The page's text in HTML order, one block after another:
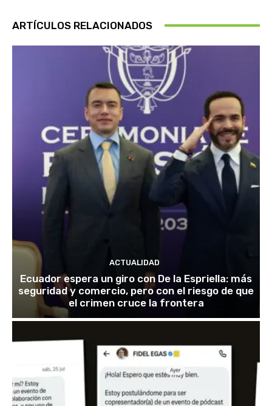
ARTÍCULOS RELACIONADOS
ACTUALIDAD
Ecuador espera un giro con De la Espriella: más
seguridad y comercio, pero con el riesgo de que
el crimen cruce la frontera